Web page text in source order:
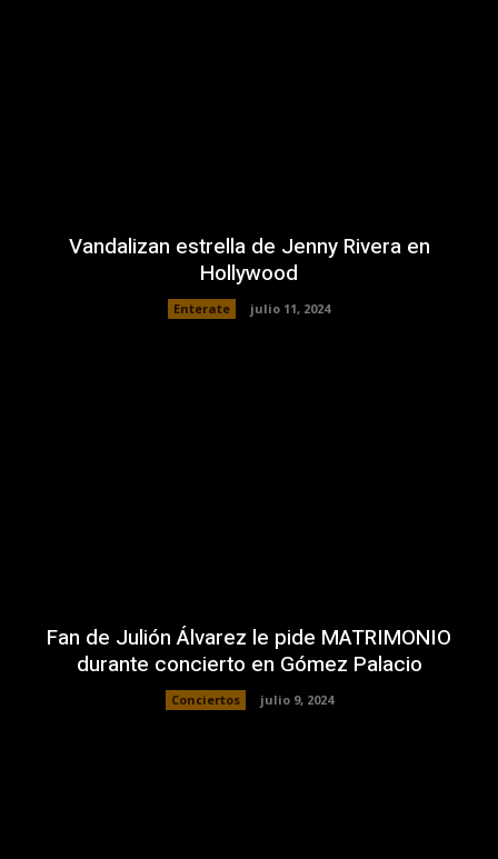
Vandalizan estrella de Jenny Rivera en
Hollywood
Enterate julio 11, 2024
Fan de Julión Álvarez le pide MATRIMONIO
durante concierto en Gómez Palacio
Conciertos julio 9, 2024